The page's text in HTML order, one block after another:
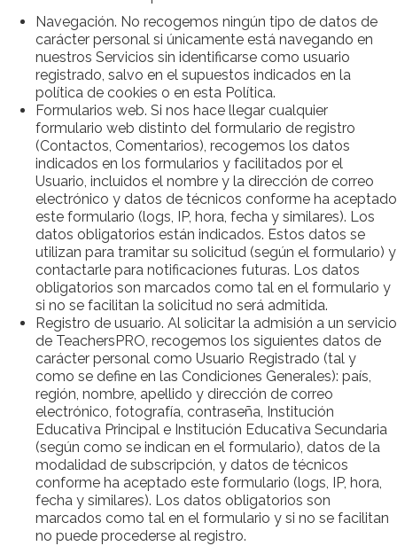
Navegación. No recogemos ningún tipo de datos de
carácter personal si únicamente está navegando en
nuestros Servicios sin identificarse como usuario
registrado, salvo en el supuestos indicados en la
política de cookies o en esta Política.
Formularios web. Si nos hace llegar cualquier
formulario web distinto del formulario de registro
(Contactos, Comentarios), recogemos los datos
indicados en los formularios y facilitados por el
Usuario, incluidos el nombre y la dirección de correo
electrónico y datos de técnicos conforme ha aceptado
este formulario (logs, IP, hora, fecha y similares). Los
datos obligatorios están indicados. Estos datos se
utilizan para tramitar su solicitud (según el formulario) y
contactarle para notificaciones futuras. Los datos
obligatorios son marcados como tal en el formulario y
si no se facilitan la solicitud no será admitida.
Registro de usuario. Al solicitar la admisión a un servicio
de TeachersPRO, recogemos los siguientes datos de
carácter personal como Usuario Registrado (tal y
como se define en las Condiciones Generales): país,
región, nombre, apellido y dirección de correo
electrónico, fotografía, contraseña, Institución
Educativa Principal e Institución Educativa Secundaria
(según como se indican en el formulario), datos de la
modalidad de subscripción, y datos de técnicos
conforme ha aceptado este formulario (logs, IP, hora,
fecha y similares). Los datos obligatorios son
marcados como tal en el formulario y si no se facilitan
no puede procederse al registro.